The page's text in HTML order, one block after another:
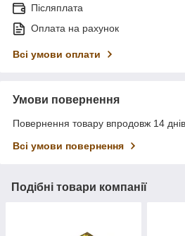
Післяплата
Оплата на рахунок
Всі умови оплати
Умови повернення
Повернення товару впродовж 14
Всі умови повернення
Подібні товари компанії